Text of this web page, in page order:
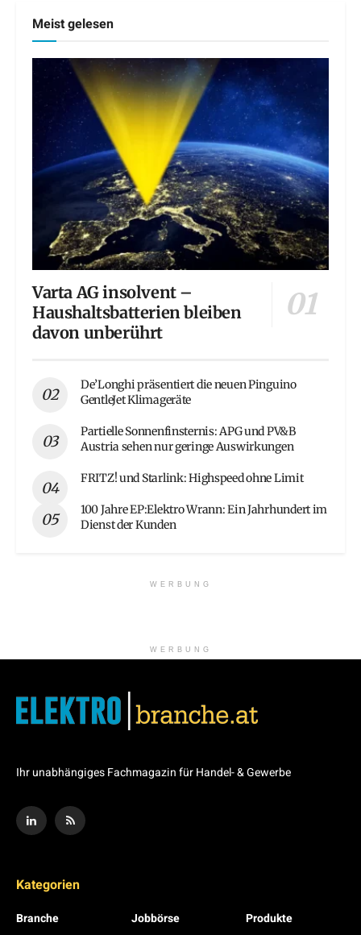
Meist gelesen
Varta AG insolvent –
Haushaltsbatterien bleiben
davon unberührt
De’Longhi präsentiert die neuen Pinguino
GentleJet Klimageräte
Partielle Sonnenfinsternis: APG und PV&B
Austria sehen nur geringe Auswirkungen
FRITZ! und Starlink: Highspeed ohne Limit
100 Jahre EP:Elektro Wrann: Ein Jahrhundert im
Dienst der Kunden
WERBUNG
WERBUNG
Ihr unabhängiges Fachmagazin für Handel- & Gewerbe
Kategorien
Branche
Jobbörse
Produkte